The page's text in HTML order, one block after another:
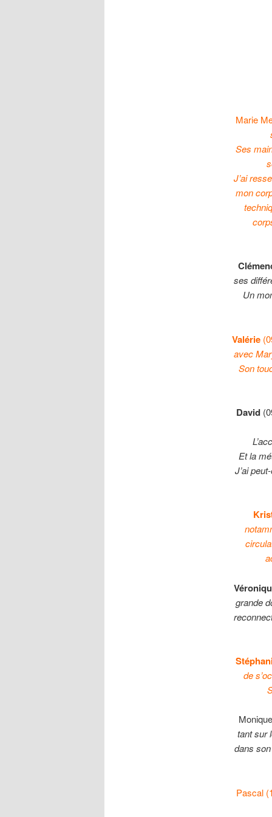
Marie
Ses
J’ai
mon
ses
Un
Valérie
avec
Son
David
Et la
J’ai
grande
de
tant sur
dans
Pascal